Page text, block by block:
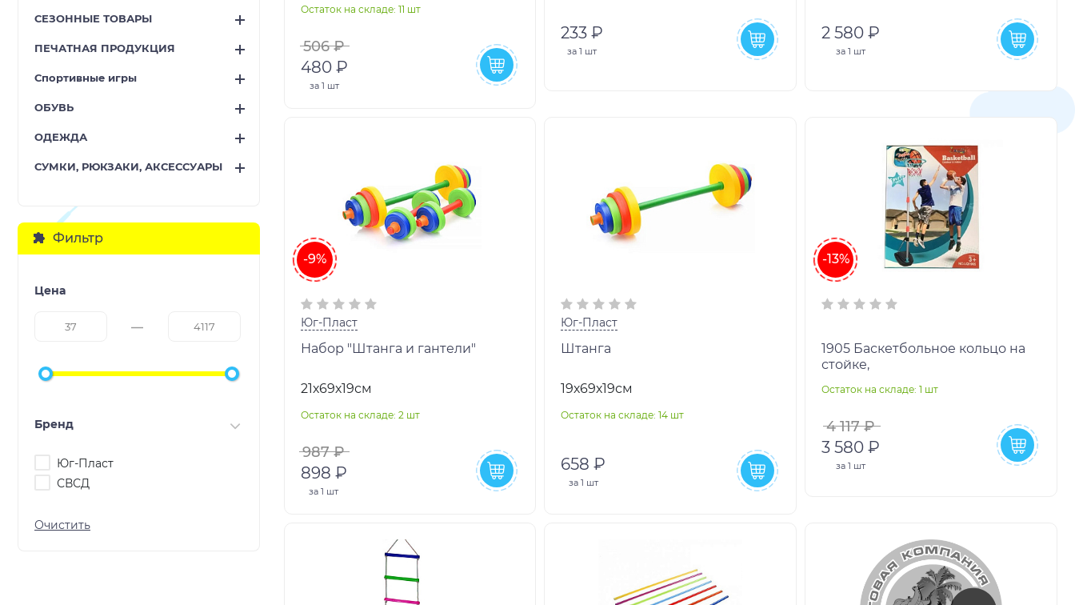
СЕЗОННЫЕ ТОВАРЫ
ПЕЧАТНАЯ ПРОДУКЦИЯ
Спортивные игры
ОБУВЬ
ОДЕЖДА
СУМКИ, РЮКЗАКИ, АКСЕССУАРЫ
Фильтр
Цена
Бренд
Юг-Пласт
СВСД
Остаток на складе: 11 шт
506 ₽
480 ₽
за 1 шт
233 ₽
за1 шт
2 580 ₽
за1 шт
-9%
Юг-Пласт
Набор "Штанга и гантели"
21х69х19см
Остаток на складе: 2 шт
987 ₽
898 ₽
за 1 шт
Юг-Пласт
Штанга
19х69х19см
Остаток на складе: 14 шт
658 ₽
за 1 шт
-13%
1905 Баскетбольное кольцо на
стойке,
Остаток на складе: 1 шт
4 117 ₽
3 580 ₽
за1 шт